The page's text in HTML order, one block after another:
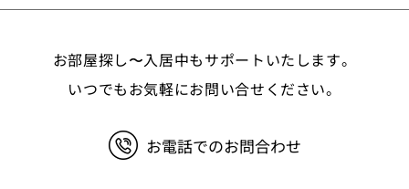
お部屋探し〜入居中もサポートいたします。
いつでもお気軽にお問い合せください。
お電話でのお問合わせ